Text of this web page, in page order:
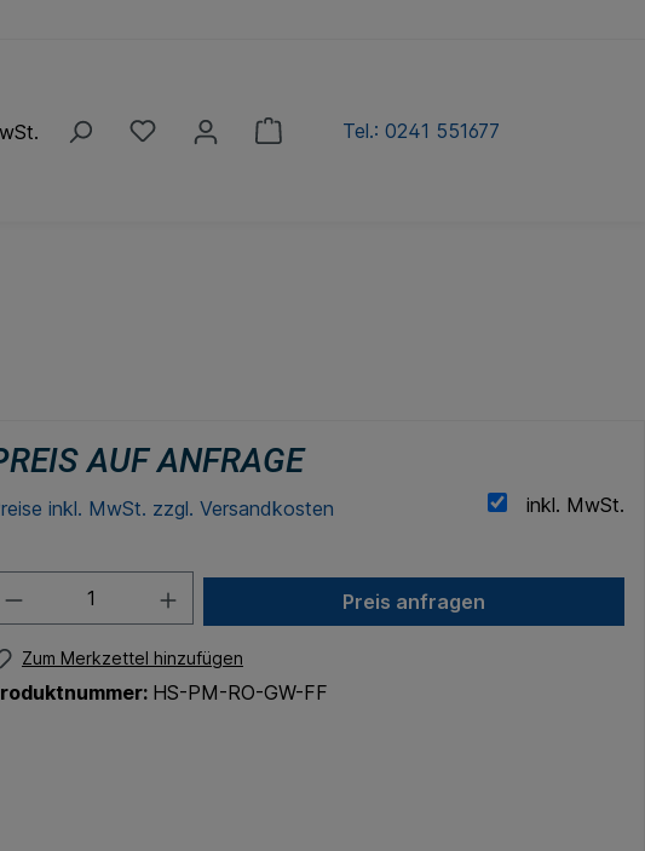
Tel.: 0241 551677
AUF ANFRAGE
inkl. MwSt.
inkl. MwSt. zzgl. Versandkosten
Preis anfragen
Zum Merkzettel hinzufügen
HS-PM-RO-GW-FF